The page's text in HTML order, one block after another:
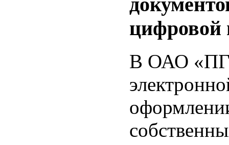
цифровой
В ОАО